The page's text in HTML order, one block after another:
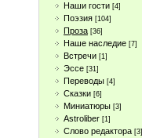
Наши гости [4]
Поэзия [104]
Проза [36]
Наше наследие [7]
Встречи [1]
Эссе [31]
Переводы [4]
Сказки [6]
Миниатюры [3]
Astroliber [1]
Слово редактора [3]